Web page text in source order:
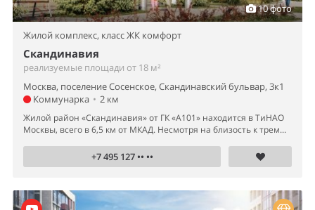
10 фото
Жилой комплекс, класс ЖК комфорт
Скандинавия
реализуемые площади от 18 м²
Москва, поселение Сосенское, Скандинавский бульвар, 3к1
Коммунарка • 2 км
Жилой район «Скандинавия» от ГК «А101» находится в ТиНАО
Москвы, всего в 6,5 км от МКАД. Несмотря на близость к трем...
+7 495 127 •• ••